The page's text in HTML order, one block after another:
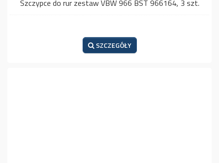
Szczypce do rur zestaw VBW 966 BST 966164, 3 szt.
SZCZEGÓŁY